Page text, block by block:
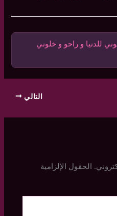
للدنيا و راحو و خلوني
التالي
الحقول الإلزامية